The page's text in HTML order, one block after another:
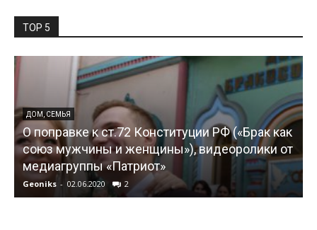
TOP 5
ДОМ, СЕМЬЯ
О поправке к ст.72 Конституции РФ («Брак как
союз мужчины и женщины»), видеоролики от
медиагруппы «Патриот»
Geoniks - 02.06.2020 2